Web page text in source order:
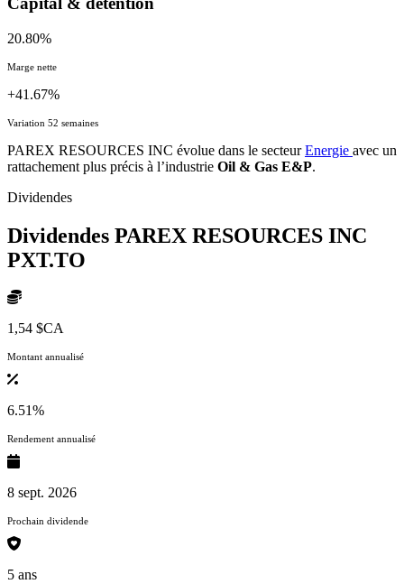
20.80%
Marge nette
+41.67%
Variation 52 semaines
PAREX RESOURCES INC évolue dans le secteurEnergie avec un
rattachement plus précis à l’industrie Oil & Gas E&P.
Dividendes
Dividendes PAREX RESOURCES INC
PXT.TO
1,54 $CA
Montant annualisé
6.51%
Rendement annualisé
8 sept. 2026
Prochain dividende
5 ans